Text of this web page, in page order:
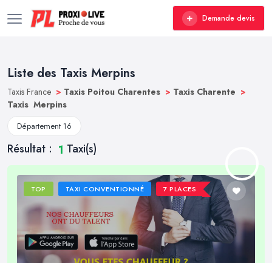
Demande devis
Liste des Taxis Merpins
Taxis France > Taxis Poitou Charentes > Taxis Charente >
Taxis Merpins
Département 16
Résultat : 1 Taxi(s)
TOP TAXI CONVENTIONNÉ 7 PLACES